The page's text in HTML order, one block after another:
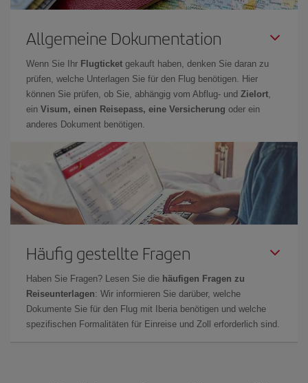
Allgemeine Dokumentation
Wenn Sie Ihr Flugticket gekauft haben, denken Sie daran zu
prüfen, welche Unterlagen Sie für den Flug benötigen. Hier
können Sie prüfen, ob Sie, abhängig vom Abflug- und Zielort,
ein Visum, einen Reisepass, eine Versicherung oder ein
anderes Dokument benötigen.
Häufig gestellte Fragen
Haben Sie Fragen? Lesen Sie die häufigen Fragen zu
Reiseunterlagen: Wir informieren Sie darüber, welche
Dokumente Sie für den Flug mit Iberia benötigen und welche
spezifischen Formalitäten für Einreise und Zoll erforderlich sind.